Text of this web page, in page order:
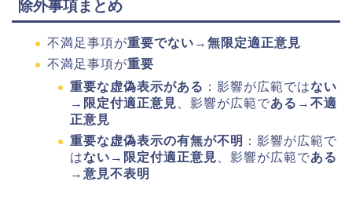
除外事項まとめ
不満足事項が重要でない → 無限定適正意見
不満足事項が重要
重要な虚偽表示がある ：影響が広範ではない
→ 限定付適正意見 、影響が広範である → 不適
正意見
重要な虚偽表示の有無が不明 ：影響が広範で
はない → 限定付適正意見 、影響が広範である
→ 意見不表明